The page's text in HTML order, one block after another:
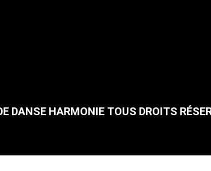
DANSE HARMONIE TOUS DROITS